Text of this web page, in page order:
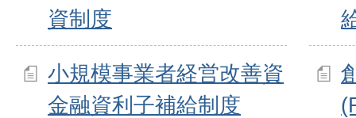
資制度
小規模事業者経営改善資
金融資利子補給制度